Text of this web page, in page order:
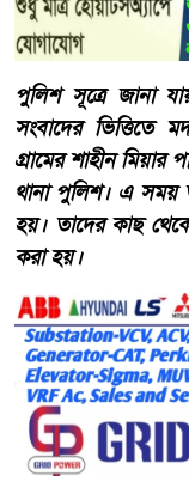
পুলিশ সূত্রে জানা
সংবাদের ভিত্তিতে
গ্রামের শাহীন মিয়ার
থানা পুলিশ। এ সময়
হয়। তাদের কাছ
করা হয়।